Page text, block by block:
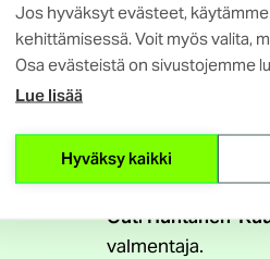
Jos hyväksyt evästeet,
kehittämisessä. Voit myös valita,
Osa evästeistä on sivustojemme
Lue lisää
Hyväksy kaikki
Outi Huhtanen-
valmentaja.